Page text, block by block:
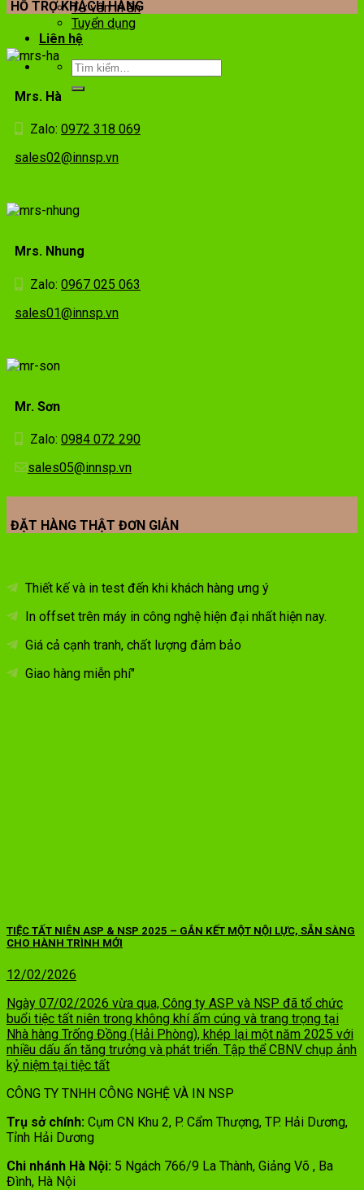
Tư vấn in ấn
Tuyển dụng
Liên hệ
HỖ TRỢ KHÁCH HÀNG
Mrs. Hà
Zalo: 0972 318 069
sales02@innsp.vn
Mrs. Nhung
Zalo: 0967 025 063
sales01@innsp.vn
Mr. Sơn
Zalo: 0984 072 290
sales05@innsp.vn
ĐẶT HÀNG THẬT ĐƠN GIẢN
Thiết kế và in test đến khi khách hàng ưng ý
In offset trên máy in công nghệ hiện đại nhất hiện nay.
Giá cả cạnh tranh, chất lượng đảm bảo
Giao hàng miễn phí"
TIỆC TẤT NIÊN ASP & NSP 2025 – GẮN KẾT MỘT NỘI LỰC, SẴN SÀNG
CHO HÀNH TRÌNH MỚI
12/02/2026
Ngày 07/02/2026 vừa qua, Công ty ASP và NSP đã tổ chức
buổi tiệc tất niên trong không khí ấm cúng và trang trọng tại
Nhà hàng Trống Đồng (Hải Phòng), khép lại một năm 2025 với
nhiều dấu ấn tăng trưởng và phát triển. Tập thể CBNV chụp ảnh
kỷ niệm tại tiệc tất
CÔNG TY TNHH CÔNG NGHỆ VÀ IN NSP
Trụ sở chính: Cụm CN Khu 2, P. Cẩm Thượng, TP. Hải Dương,
Tỉnh Hải Dương
Chi nhánh Hà Nội: 5 Ngách 766/9 La Thành, Giảng Võ , Ba
Đình, Hà Nội